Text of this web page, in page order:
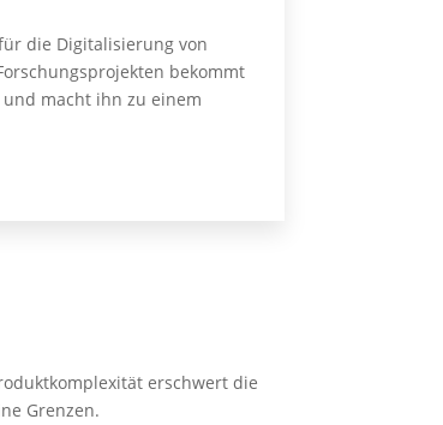
die Digitalisierung von
bekommt
macht ihn zu einem
erschwert die
Grenzen.